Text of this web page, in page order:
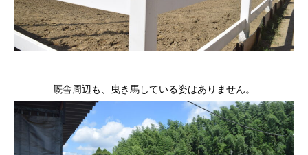
厩舎周辺も、曳き馬している姿はありません。